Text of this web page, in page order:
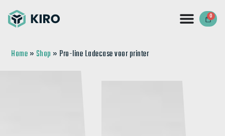
0
Home » Shop » Pro-line Ladecase voor printer